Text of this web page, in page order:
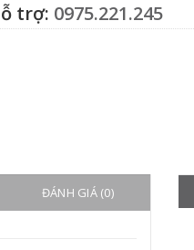
trợ: 0975.221.245
ĐÁNH GIÁ (0)